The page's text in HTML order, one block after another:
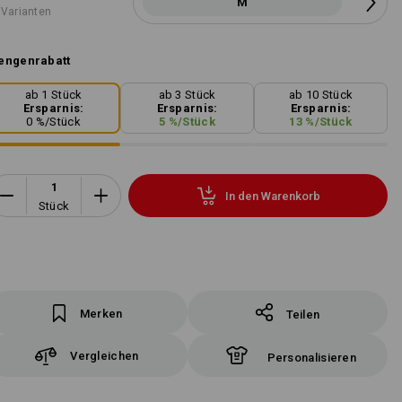
ab 1 Stück
Ersparnis:
0 %/Stück
ab 3 Stück
Ersparnis:
5 %/Stück
ab 10 Stück
Ersparnis:
13 %/Stück
Stück
In den Warenkorb
Merken Teilen
Vergleichen Personalisieren